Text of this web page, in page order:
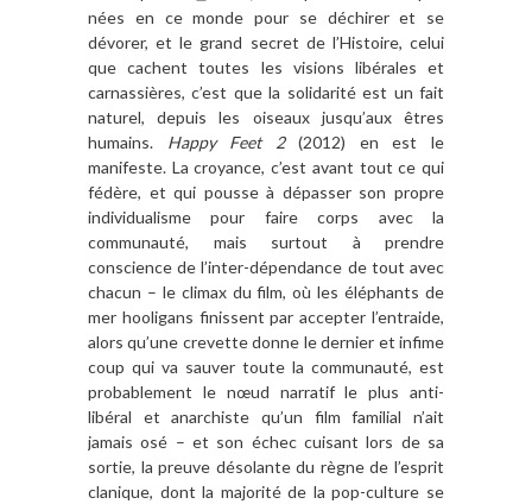
nées en ce monde pour se déchirer et se
dévorer, et le grand secret de l’Histoire, celui
que cachent toutes les visions libérales et
carnassières, c’est que la solidarité est un fait
naturel, depuis les oiseaux jusqu’aux êtres
humains. Happy Feet 2(2012) en est le
manifeste. La croyance, c’est avant tout ce qui
fédère, et qui pousse à dépasser son propre
individualisme pour faire corps avec la
communauté, mais surtout à prendre
conscience de l’inter-dépendance de tout avec
chacun – le climax du film, où les éléphants de
mer hooligans finissent par accepter l’entraide,
alors qu’une crevette donne le dernier et infime
coup qui va sauver toute la communauté, est
probablement le nœud narratif le plus anti-
libéral et anarchiste qu’un film familial n’ait
jamais osé – et son échec cuisant lors de sa
sortie, la preuve désolante du règne de l’esprit
clanique, dont la majorité de la pop-culture se